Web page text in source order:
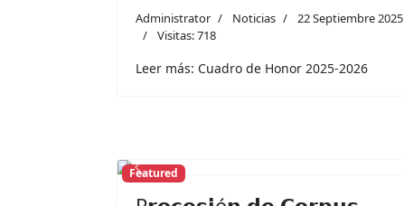
Administrator Noticias
22 Septiembre 2025
Visitas: 718
Leer más: Cuadro de Honor 2025-2026
Previous
Featured